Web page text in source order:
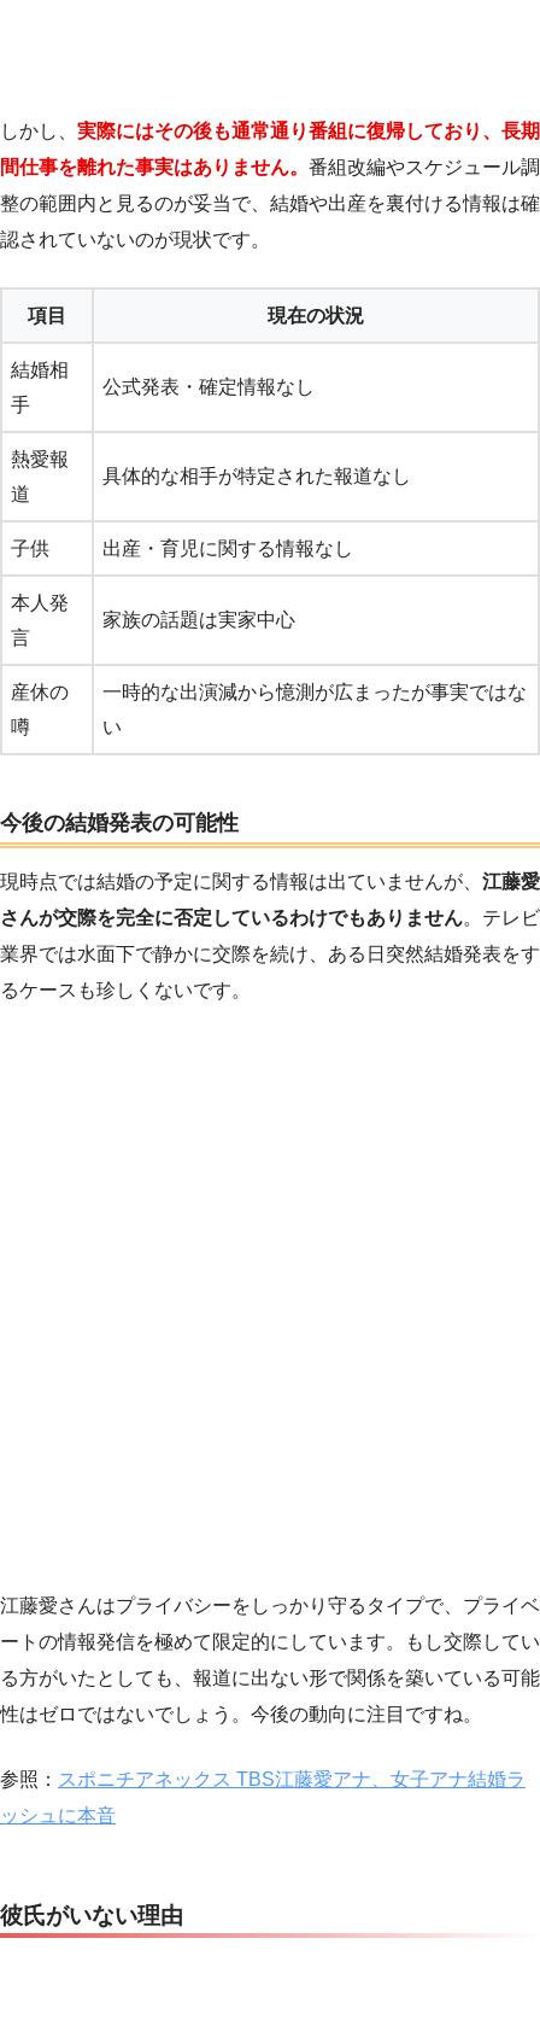
しかし、 実際にはその後も通常通り番組に復帰しており、長期
間仕事を離れた事実はありません。 番組改編やスケジュール調
整の範囲内と見るのが妥当で、結婚や出産を裏付ける情報は確
認されていないのが現状です。
項目 現在の状況
結婚相
手
公式発表・確定情報なし
熱愛報
道
具体的な相手が特定された報道なし
子供 出産・育児に関する情報なし
本人発
言
家族の話題は実家中心
産休の
噂
一時的な出演減から憶測が広まったが事実ではな
い
今後の結婚発表の可能性
現時点では結婚の予定に関する情報は出ていませんが、 江藤愛
さんが交際を完全に否定しているわけでもありません。テレビ
業界では水面下で静かに交際を続け、ある日突然結婚発表をす
るケースも珍しくないです。
江藤愛さんはプライバシーをしっかり守るタイプで、プライベ
ートの情報発信を極めて限定的にしています。もし交際してい
る方がいたとしても、報道に出ない形で関係を築いている可能
性はゼロではないでしょう。今後の動向に注目ですね。
参照： スポニチアネックス TBS江藤愛アナ、女子アナ結婚ラ
ッシュに本音
彼氏がいない理由